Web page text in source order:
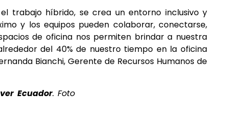
trabajo híbrido, se crea un entorno inclusivo y
y los equipos pueden colaborar, conectarse,
de oficina nos permiten brindar a nuestra
del 40% de nuestro tiempo en la oficina
Bianchi, Gerente de Recursos Humanos de
Ecuador. Foto